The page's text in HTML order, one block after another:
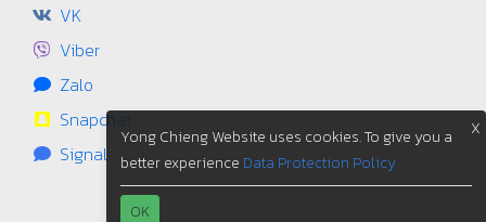
VK
Viber
Zalo
Snapchat
Signal
X
Yong Chieng Website uses cookies. To give you a
better experience Data Protection Policy
OK